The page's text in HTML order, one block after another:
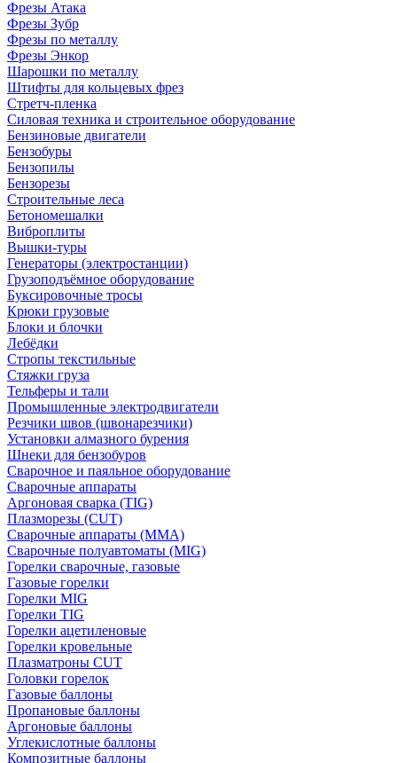
Фрезы Атака
Фрезы Зубр
Фрезы по металлу
Фрезы Энкор
Шарошки по металлу
Штифты для кольцевых фрез
Стретч-пленка
Силовая техника и строительное оборудование
Бензиновые двигатели
Бензобуры
Бензопилы
Бензорезы
Строительные леса
Бетономешалки
Виброплиты
Вышки-туры
Генераторы (электростанции)
Грузоподъёмное оборудование
Буксировочные тросы
Крюки грузовые
Блоки и блочки
Лебёдки
Стропы текстильные
Стяжки груза
Тельферы и тали
Промышленные электродвигатели
Резчики швов (швонарезчики)
Установки алмазного бурения
Шнеки для бензобуров
Сварочное и паяльное оборудование
Сварочные аппараты
Аргоновая сварка (TIG)
Плазморезы (CUT)
Сварочные аппараты (MMA)
Сварочные полуавтоматы (MIG)
Горелки сварочные, газовые
Газовые горелки
Горелки MIG
Горелки TIG
Горелки ацетиленовые
Горелки кровельные
Плазматроны CUT
Головки горелок
Газовые баллоны
Пропановые баллоны
Аргоновые баллоны
Углекислотные баллоны
Композитные баллоны